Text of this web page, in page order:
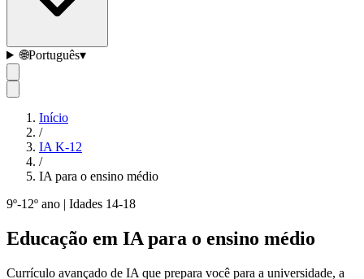
🌐Português▾
Início
/
IA K-12
/
IA para o ensino médio
9º-12º ano | Idades 14-18
Educação em IA para o ensino médio
Currículo avançado de IA que prepara você para a universidade, a